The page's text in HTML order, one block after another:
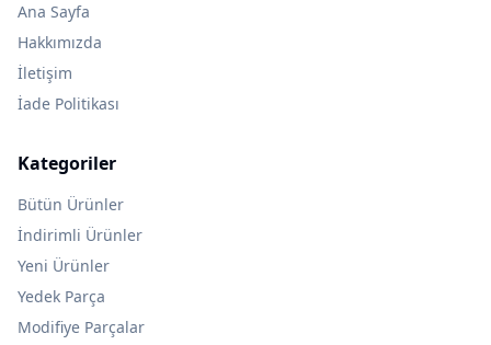
Ana Sayfa
Hakkımızda
İletişim
İade Politikası
Kategoriler
Bütün Ürünler
İndirimli Ürünler
Yeni Ürünler
Yedek Parça
Modifiye Parçalar